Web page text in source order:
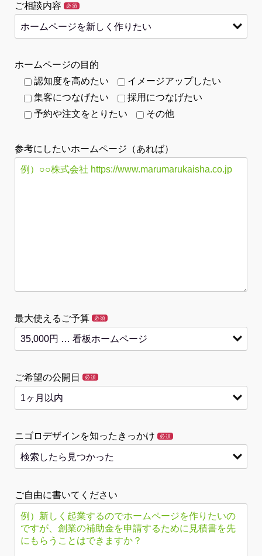
ご相談内容 必須
ホームページの目的
認知度を高めたい
イメージアップしたい
集客につなげたい
採用につなげたい
予約や注文をとりたい
その他
参考にしたいホームページ（あれば）
最大使えるご予算 必須
ご希望の公開日 必須
ニゴロデザインを知ったきっかけ 必須
ご自由に書いてください